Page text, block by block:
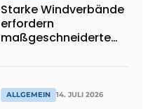
Starke Windverbände
erfordern
maßgeschneiderte
ALLGEMEIN 14. JULI 2026